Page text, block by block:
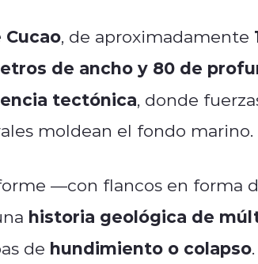
, de aproximadamente
de ancho y 80 de
tectónica, donde
moldean el fondo marino.
—con flancos en forma
historia geológica de
de hundimiento o colapso.